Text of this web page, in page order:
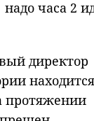
часа 2
директор
находится
протяжении